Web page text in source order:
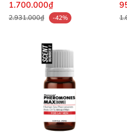
1.700.000₫
2.931.000₫ -42%